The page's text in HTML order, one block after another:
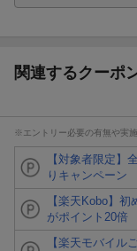
関連するクーポ
※エントリー必要の有無や実
【対象者限定
りキャンペーン
【楽天Kobo】
がポイント20倍
【楽天モバイル